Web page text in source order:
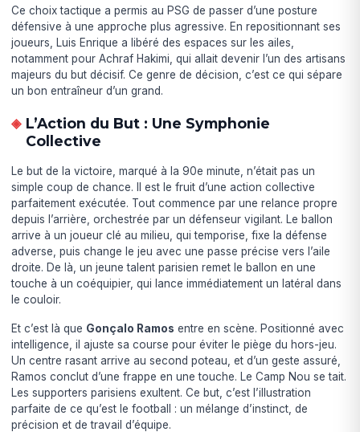
Ce choix tactique a permis au PSG de passer d’une posture
défensive à une approche plus agressive. En repositionnant ses
joueurs, Luis Enrique a libéré des espaces sur les ailes,
notamment pour Achraf Hakimi, qui allait devenir l’un des artisans
majeurs du but décisif. Ce genre de décision, c’est ce qui sépare
un bon entraîneur d’un grand.
L’Action du But : Une Symphonie
Collective
Le but de la victoire, marqué à la 90e minute, n’était pas un
simple coup de chance. Il est le fruit d’une action collective
parfaitement exécutée. Tout commence par une relance propre
depuis l’arrière, orchestrée par un défenseur vigilant. Le ballon
arrive à un joueur clé au milieu, qui temporise, fixe la défense
adverse, puis change le jeu avec une passe précise vers l’aile
droite. De là, un jeune talent parisien remet le ballon en une
touche à un coéquipier, qui lance immédiatement un latéral dans
le couloir.
Et c’est là que Gonçalo Ramos entre en scène. Positionné avec
intelligence, il ajuste sa course pour éviter le piège du hors-jeu.
Un centre rasant arrive au second poteau, et d’un geste assuré,
Ramos conclut d’une frappe en une touche. Le Camp Nou se tait.
Les supporters parisiens exultent. Ce but, c’est l’illustration
parfaite de ce qu’est le football : un mélange d’instinct, de
précision et de travail d’équipe.